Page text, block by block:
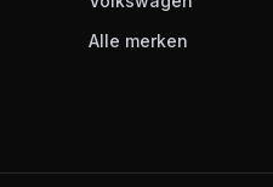
Alle merken